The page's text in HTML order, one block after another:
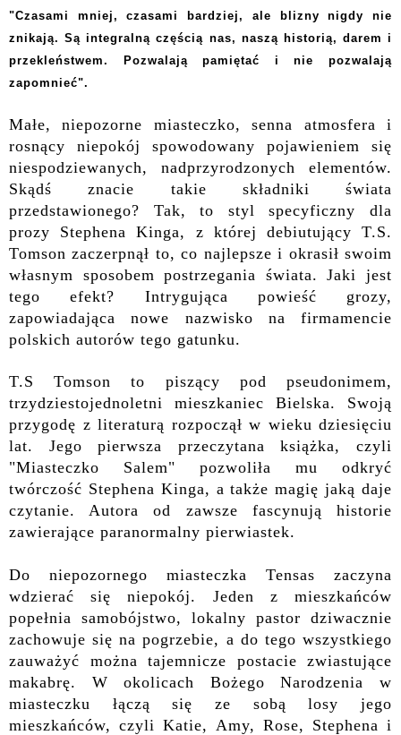
"Czasami mniej, czasami bardziej, ale blizny nigdy nie
znikają. Są integralną częścią nas, naszą historią, darem i
przekleństwem. Pozwalają pamiętać i nie pozwalają
zapomnieć".
Małe, niepozorne miasteczko, senna atmosfera i
rosnący niepokój spowodowany pojawieniem się
niespodziewanych, nadprzyrodzonych elementów.
Skądś znacie takie składniki świata
przedstawionego? Tak, to styl specyficzny dla
prozy Stephena Kinga, z której debiutujący T.S.
Tomson zaczerpnął to, co najlepsze i okrasił swoim
własnym sposobem postrzegania świata. Jaki jest
tego efekt? Intrygująca powieść grozy,
zapowiadająca nowe nazwisko na firmamencie
polskich autorów tego gatunku.
T.S Tomson to piszący pod pseudonimem,
trzydziestojednoletni mieszkaniec Bielska. Swoją
przygodę z literaturą rozpoczął w wieku dziesięciu
lat. Jego pierwsza przeczytana książka, czyli
"Miasteczko Salem" pozwoliła mu odkryć
twórczość Stephena Kinga, a także magię jaką daje
czytanie. Autora od zawsze fascynują historie
zawierające paranormalny pierwiastek.
Do niepozornego miasteczka Tensas zaczyna
wdzierać się niepokój. Jeden z mieszkańców
popełnia samobójstwo, lokalny pastor dziwacznie
zachowuje się na pogrzebie, a do tego wszystkiego
zauważyć można tajemnicze postacie zwiastujące
makabrę. W okolicach Bożego Narodzenia w
miasteczku łączą się ze sobą losy jego
mieszkańców, czyli Katie, Amy, Rose, Stephena i